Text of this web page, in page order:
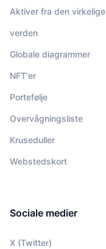
Aktiver fra den virkelige
verden
Globale diagrammer
NFT'er
Portefølje
Overvågningsliste
Kruseduller
Webstedskort
Sociale medier
X (Twitter)